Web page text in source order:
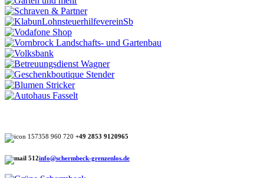
+49 2853 9120965
info@schermbeck-grenzenlos.de